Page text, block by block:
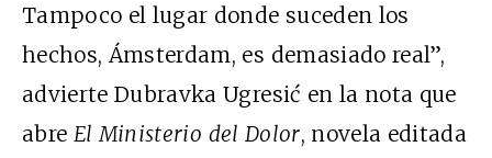
Tampoco el lugar donde suceden los
hechos, Ámsterdam, es demasiado real”,
advierte Dubravka Ugresić en la nota que
abre El Ministerio del Dolor, novela editada